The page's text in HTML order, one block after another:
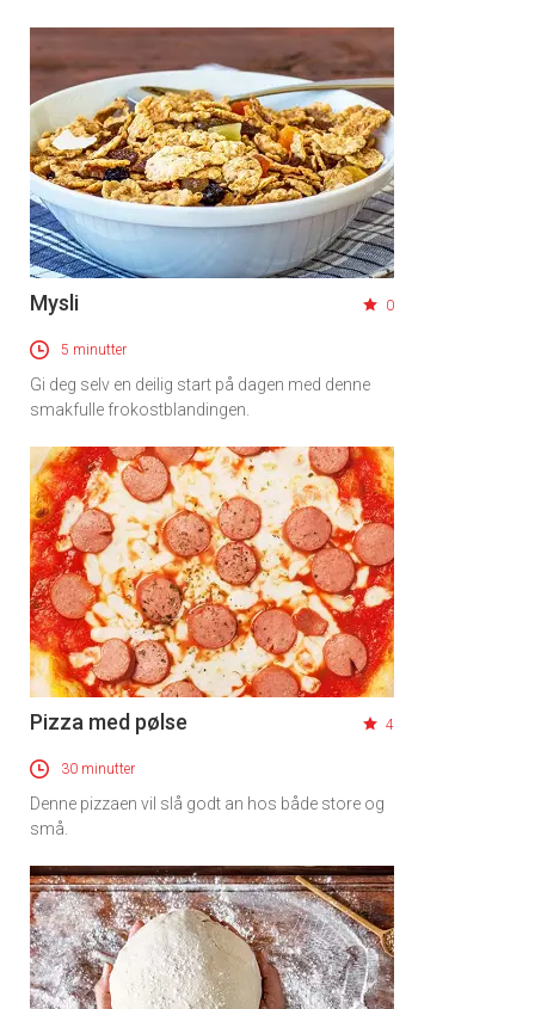
Få ukentlige nyhetsbrev fra
Mysli 0
5 minutter
Gi deg selv en deilig start på dagen med denne
smakfulle frokostblandingen.
Pizza med pølse 4
30 minutter
Denne pizzaen vil slå godt an hos både store og
små.